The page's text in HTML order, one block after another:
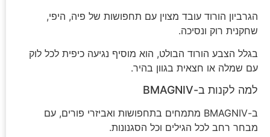
הגרביון הורוד עובד מצוין עם תחפושות של פיה, היפי,
שחקנית רוק ונסיכה.
בגלל הצבע הורוד הבולט, הוא מוסיף נגיעה כיפית לכל לוק
עם שמלה או חצאית בגוון בהיר.
למה לקנות ב-BMAGNIV
ב-BMAGNIV מתמחים בתחפושות ואביזרי פורים, עם
מבחר רחב לכל הגילים וכל הסגנונות.